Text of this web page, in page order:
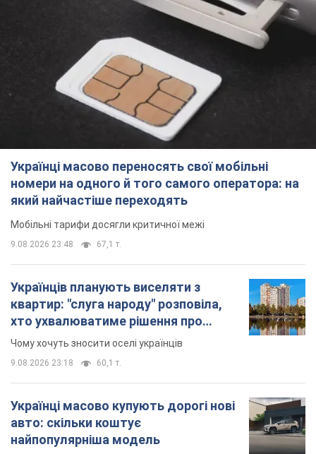
Українці масово переносять свої мобільні
номери на одного й того самого оператора: на
який найчастіше переходять
Мобільні тарифи досягли критичної межі
9.08.2026 23:48 67,1 т.
Українців планують виселяти з
квартир: "слуга народу" розповіла,
хто ухвалюватиме рішення про
знесення будинків
Чому хочуть зносити оселі українців
9.08.2026 23:18 60,1 т.
Українці масово купують дорогі нові
авто: скільки коштує
найпопулярніша модель